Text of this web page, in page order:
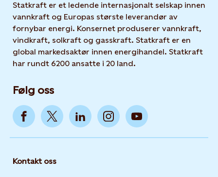
Statkraft er et ledende internasjonalt selskap innen
vannkraft og Europas største leverandør av
fornybar energi. Konsernet produserer vannkraft,
vindkraft, solkraft og gasskraft. Statkraft er en
global markedsaktør innen energihandel. Statkraft
har rundt 6200 ansatte i 20 land.
Følg oss
Kontakt oss